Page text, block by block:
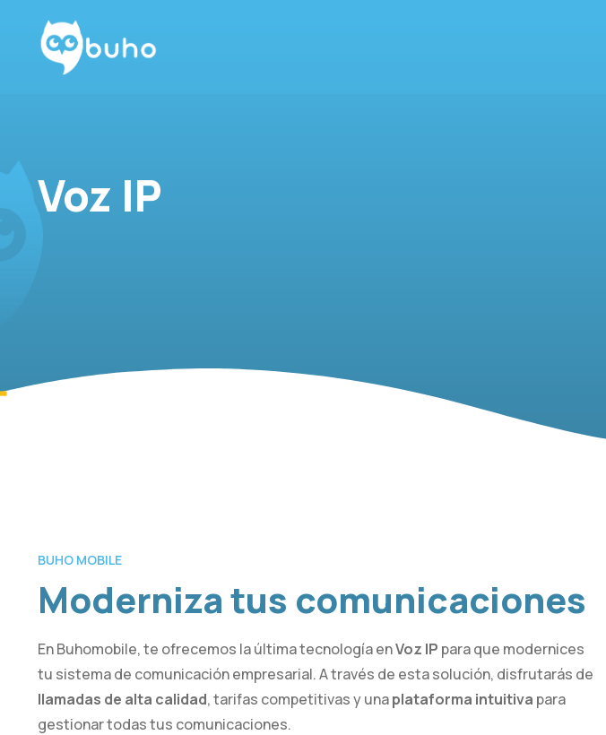
Voz IP
BUHO MOBILE
Moderniza tus comunicaciones
En Buhomobile, te ofrecemos la última tecnología enVoz IP para que modernices
tu sistema de comunicación empresarial. A través de esta solución, disfrutarás de
llamadas de alta calidad, tarifas competitivas y unaplataforma intuitiva para
gestionar todas tus comunicaciones.